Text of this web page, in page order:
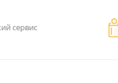
сервис